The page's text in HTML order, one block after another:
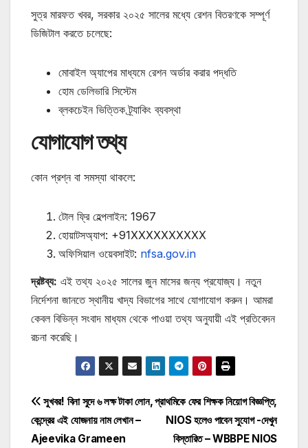
সুত্র মারফত খবর, সরকার ২০২৫ সালের মধ্যে রেশন বিতরণকে সম্পূর্ণ
ডিজিটাল করতে চলেছে:
মোবাইল অ্যাপের মাধ্যমে রেশন অর্ডার করার পদ্ধতি
হোম ডেলিভারি সিস্টেম
ব্লকচেইন ভিত্তিক ট্র্যাকিং ব্যবস্থা
যোগাযোগ তথ্য
কোন প্রশ্ন বা সমস্যা থাকলে:
টোল ফ্রি হেল্পলাইন: 1967
হোয়াটসঅ্যাপ: +91XXXXXXXXXX
অফিসিয়াল ওয়েবসাইট: nfsa.gov.in
দ্রষ্টব্য: এই তথ্য ২০২৫ সালের জুন মাসের জন্য প্রযোজ্য। নতুন
নির্দেশনা জানতে স্থানীয় খাদ্য বিভাগের সাথে যোগাযোগ করুন। আমরা
কেবল বিভিন্ন সংবাদ মাধ্যম থেকে পাওয়া তথ্য অনুযায়ী এই প্রতিবেদন
রচনা করেছি।
Post
navigation
প্রাথমিকে ফের শিক্ষক নিয়োগ বিজ্ঞপ্তি,
NIOS হলেও পাবেন সুযোগ -দেখুন
বিস্তারিত – WBBPE NIOS
সুখবর! বিনা সুদে ৬ লক্ষ টাকা লোন,
কেন্দ্রের এই যোজনায় নাম লেখান –
Ajeevika Grameen